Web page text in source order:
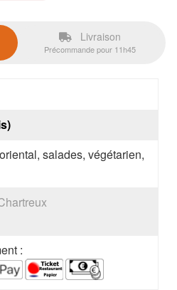
Livraison
Précommande pour 11h45
salades, végétarien,
: